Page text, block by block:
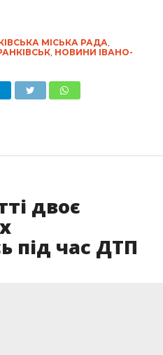
МІСЬКА РАДА,
, НОВИНИ ІВАНО-
двоє
під час ДТП